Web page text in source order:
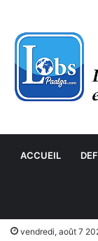
ACCUEIL
vendredi, août 7